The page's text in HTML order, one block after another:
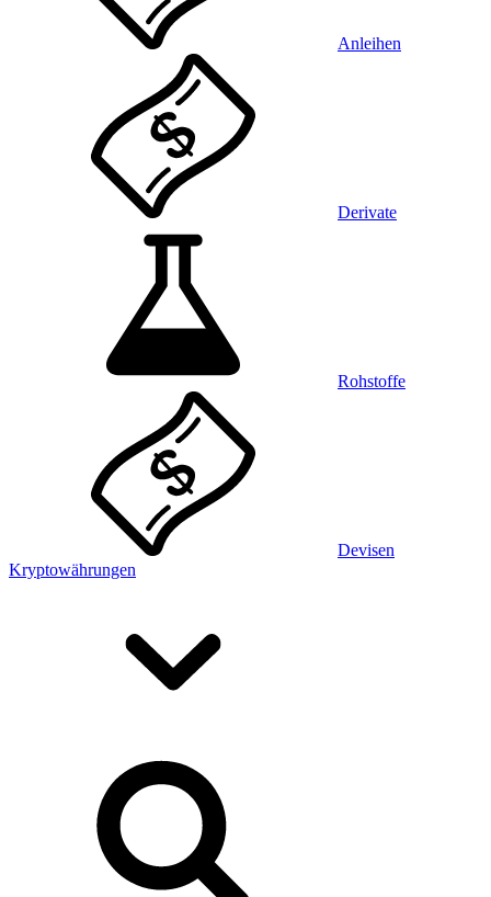
Anleihen
Derivate
Rohstoffe
Devisen
Kryptowährungen